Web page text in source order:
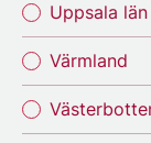
Uppsala län
Värmland